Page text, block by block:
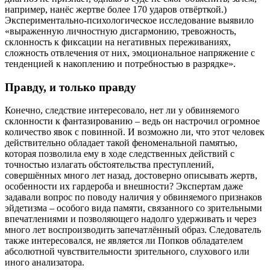
например, нанёс жертве более 170 ударов отвёрткой.)
Экспериментально-психологическое исследование выявило
«выраженную личностную дисгармонию, тревожность,
склонность к фиксации на негативных переживаниях,
сложность отвлечения от них, эмоциональное напряжение с
тенденцией к накоплению и потребностью в разрядке».
Правду, и только правду
Конечно, следствие интересовало, нет ли у обвиняемого
склонности к фантазированию – ведь он настрочил огромное
количество явок с повинной. И возможно ли, что этот человек
действительно обладает такой феноменальной памятью,
которая позволила ему в ходе следственных действий с
точностью излагать обстоятельства преступлений,
совершённых много лет назад, достоверно описывать жертв,
особенности их гардероба и внешности? Экспертам даже
задавали вопрос по поводу наличия у обвиняемого признаков
эйдетизма – особого вида памяти, связанного со зрительными
впечатлениями и позволяющего надолго удерживать и через
много лет воспроизводить запечатлённый образ. Следователь
также интересовался, не является ли Попков обладателем
абсолютной чувствительности зрительного, слухового или
иного анализатора.